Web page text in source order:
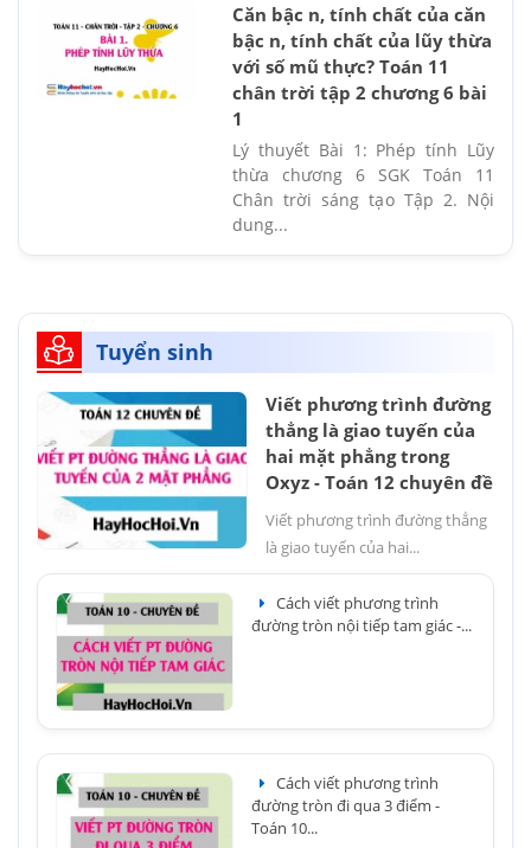
Căn bậc n, tính chất của căn
bậc n, tính chất của lũy thừa
với số mũ thực? Toán 11
chân trời tập 2 chương 6 bài
1
Lý thuyết Bài 1: Phép tính Lũy
thừa chương 6 SGK Toán 11
Chân trời sáng tạo Tập 2. Nội
dung...
Tuyển sinh
Viết phương trình đường
thẳng là giao tuyến của
hai mặt phẳng trong
Oxyz - Toán 12 chuyên đề
Viết phương trình đường thẳng
là giao tuyến của hai...
Cách viết phương trình
đường tròn nội tiếp tam giác -...
Cách viết phương trình
đường tròn đi qua 3 điểm -
Toán 10...